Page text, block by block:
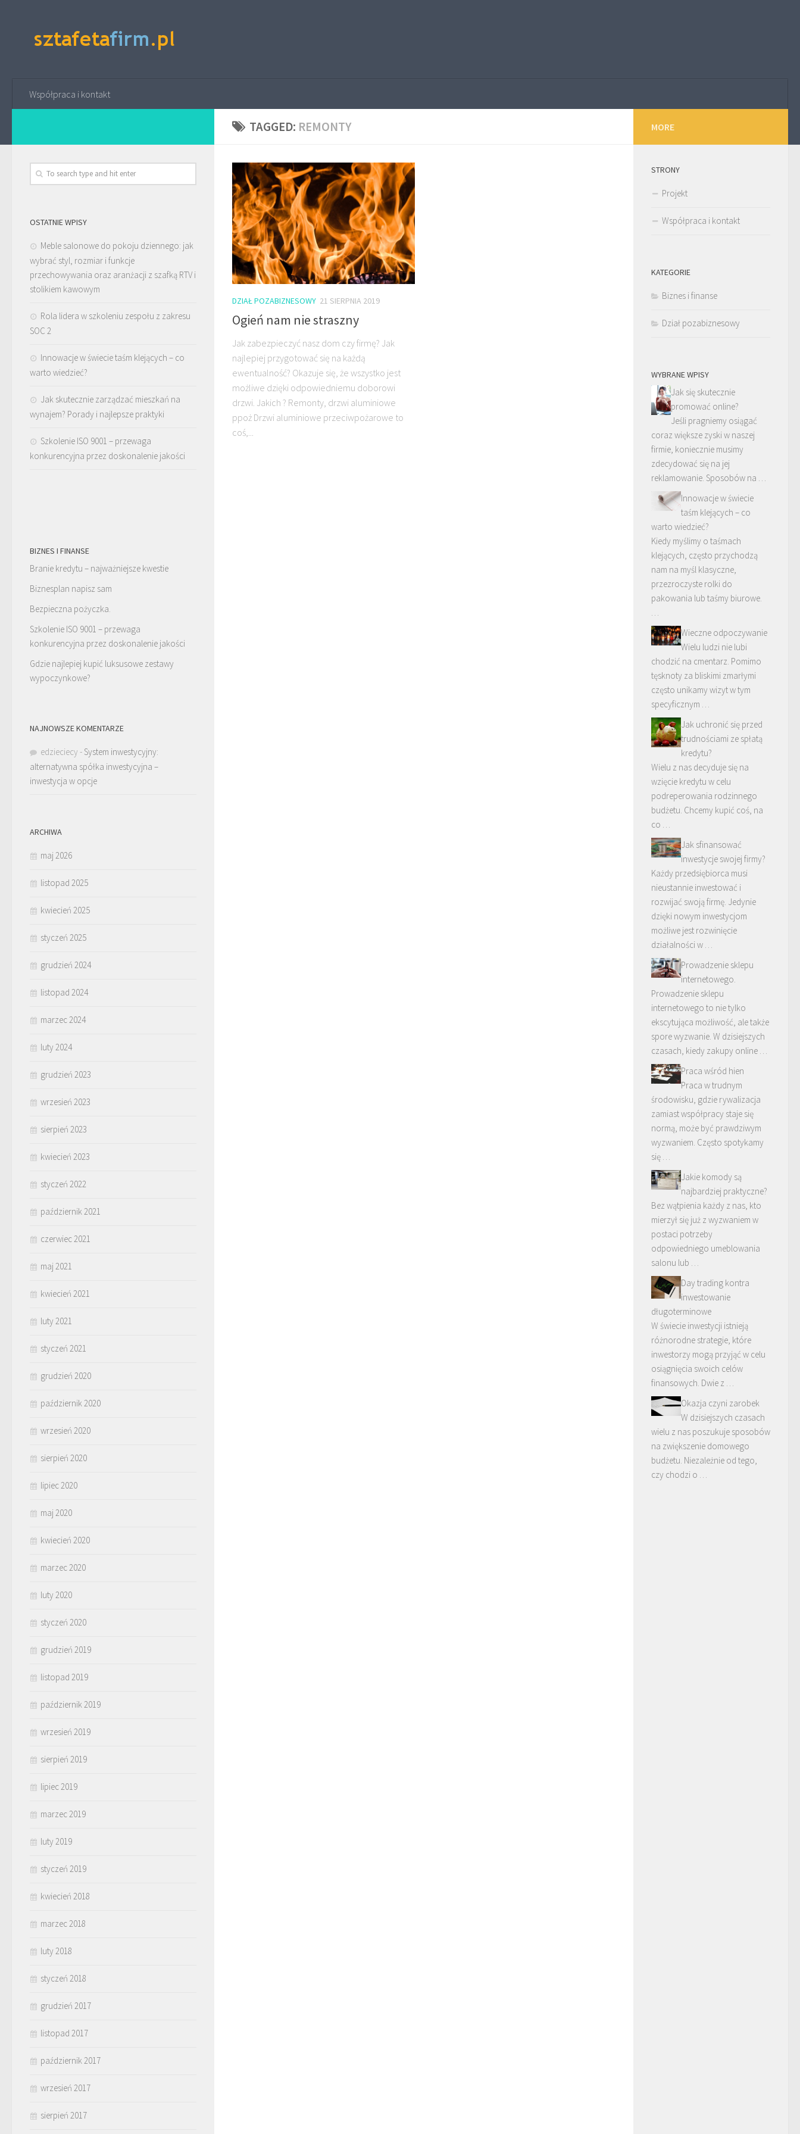
Współpraca i kontakt
TAGGED: REMONTY
DZIAŁ POZABIZNESOWY 21 SIERPNIA 2019
Ogień nam nie straszny
Jak zabezpieczyć nasz dom czy firmę? Jak
najlepiej przygotować się na każdą
ewentualność? Okazuje się, że wszystko jest
możliwe dzięki odpowiedniemu doborowi
drzwi. Jakich ? Remonty, drzwi aluminiowe
ppoż Drzwi aluminiowe przeciwpożarowe to
coś,...
OSTATNIE WPISY
Meble salonowe do pokoju dziennego: jak
wybrać styl, rozmiar i funkcje
przechowywania oraz aranżacji z szafką RTV i
stolikiem kawowym
Rola lidera w szkoleniu zespołu z zakresu
SOC 2
Innowacje w świecie taśm klejących – co
warto wiedzieć?
Jak skutecznie zarządzać mieszkań na
wynajem? Porady i najlepsze praktyki
Szkolenie ISO 9001 – przewaga
konkurencyjna przez doskonalenie jakości
BIZNES I FINANSE
Branie kredytu – najważniejsze kwestie
Biznesplan napisz sam
Bezpieczna pożyczka.
Szkolenie ISO 9001 – przewaga
konkurencyjna przez doskonalenie jakości
Gdzie najlepiej kupić luksusowe zestawy
wypoczynkowe?
NAJNOWSZE KOMENTARZE
edzieciecy - System inwestycyjny:
alternatywna spółka inwestycyjna –
inwestycja w opcje
ARCHIWA
maj 2026
listopad 2025
kwiecień 2025
styczeń 2025
grudzień 2024
listopad 2024
marzec 2024
luty 2024
grudzień 2023
wrzesień 2023
sierpień 2023
kwiecień 2023
styczeń 2022
październik 2021
czerwiec 2021
maj 2021
kwiecień 2021
luty 2021
styczeń 2021
grudzień 2020
październik 2020
wrzesień 2020
sierpień 2020
lipiec 2020
maj 2020
kwiecień 2020
marzec 2020
luty 2020
styczeń 2020
grudzień 2019
listopad 2019
październik 2019
wrzesień 2019
sierpień 2019
lipiec 2019
marzec 2019
luty 2019
styczeń 2019
kwiecień 2018
marzec 2018
luty 2018
styczeń 2018
grudzień 2017
listopad 2017
październik 2017
wrzesień 2017
sierpień 2017
MORE
STRONY
Projekt
Współpraca i kontakt
KATEGORIE
Biznes i finanse
Dział pozabiznesowy
WYBRANE WPISY
Jak się skutecznie
promować online?
Jeśli pragniemy osiągać
coraz większe zyski w naszej
firmie, koniecznie musimy
zdecydować się na jej
reklamowanie. Sposobów na …
Innowacje w świecie
taśm klejących – co
warto wiedzieć?
Kiedy myślimy o taśmach
klejących, często przychodzą
nam na myśl klasyczne,
przezroczyste rolki do
pakowania lub taśmy biurowe.
…
Wieczne odpoczywanie
Wielu ludzi nie lubi
chodzić na cmentarz. Pomimo
tęsknoty za bliskimi zmarłymi
często unikamy wizyt w tym
specyficznym …
Jak uchronić się przed
trudnościami ze spłatą
kredytu?
Wielu z nas decyduje się na
wzięcie kredytu w celu
podreperowania rodzinnego
budżetu. Chcemy kupić coś, na
co …
Jak sfinansować
inwestycje swojej firmy?
Każdy przedsiębiorca musi
nieustannie inwestować i
rozwijać swoją firmę. Jedynie
dzięki nowym inwestycjom
możliwe jest rozwinięcie
działalności w …
Prowadzenie sklepu
internetowego.
Prowadzenie sklepu
internetowego to nie tylko
ekscytująca możliwość, ale także
spore wyzwanie. W dzisiejszych
czasach, kiedy zakupy online …
Praca wśród hien
Praca w trudnym
środowisku, gdzie rywalizacja
zamiast współpracy staje się
normą, może być prawdziwym
wyzwaniem. Często spotykamy
się …
Jakie komody są
najbardziej praktyczne?
Bez wątpienia każdy z nas, kto
mierzył się już z wyzwaniem w
postaci potrzeby
odpowiedniego umeblowania
salonu lub …
Day trading kontra
inwestowanie
długoterminowe
W świecie inwestycji istnieją
różnorodne strategie, które
inwestorzy mogą przyjąć w celu
osiągnięcia swoich celów
finansowych. Dwie z …
Okazja czyni zarobek
W dzisiejszych czasach
wielu z nas poszukuje sposobów
na zwiększenie domowego
budżetu. Niezależnie od tego,
czy chodzi o …